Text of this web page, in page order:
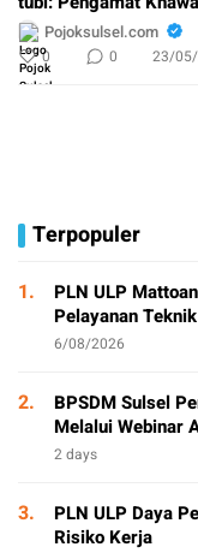
Pojoksulsel.com
0 0 23/
Terpopuler
1.
PLN ULP
Pelayanan
6/08/2026
2.
BPSDM Sulsel
Melalui Webinar
2 days
3.
PLN ULP Daya
Risiko Kerja